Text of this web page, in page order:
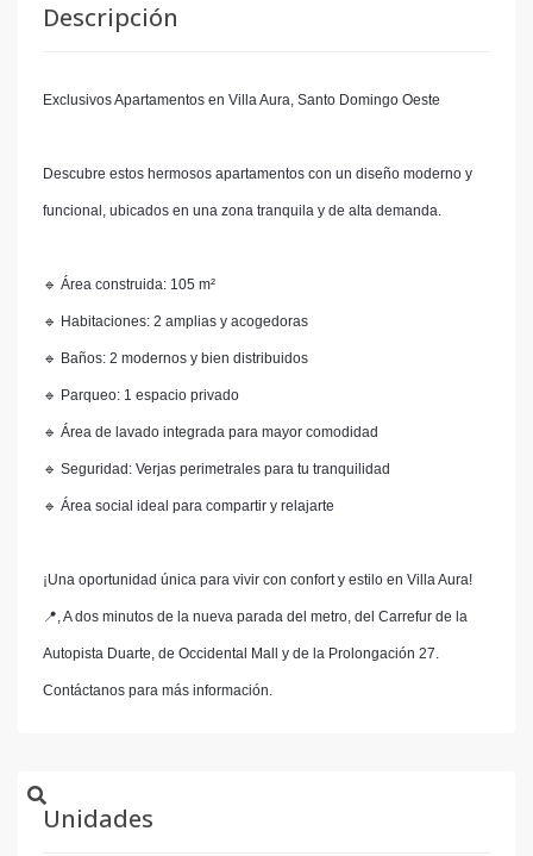
Descripción
Exclusivos Apartamentos en Villa Aura, Santo Domingo Oeste
Descubre estos hermosos apartamentos con un diseño moderno y
funcional, ubicados en una zona tranquila y de alta demanda.
🔹 Área construida: 105 m²
🔹 Habitaciones: 2 amplias y acogedoras
🔹 Baños: 2 modernos y bien distribuidos
🔹 Parqueo: 1 espacio privado
🔹 Área de lavado integrada para mayor comodidad
🔹 Seguridad: Verjas perimetrales para tu tranquilidad
🔹 Área social ideal para compartir y relajarte
¡Una oportunidad única para vivir con confort y estilo en Villa Aura!
📍, A dos minutos de la nueva parada del metro, del Carrefur de la
Autopista Duarte, de Occidental Mall y de la Prolongación 27.
Contáctanos para más información.
Unidades